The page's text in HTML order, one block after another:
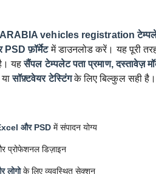
ARABIA vehicles registration
फ़ॉर्मेटमें डाउनलोड करें। यह पूरी
यहसैंपल टेम्पलेट पता प्रमाण, दस्तावेज़
सॉफ़्टवेयर टेस्टिंगके लिए बिल्कुल सही है।
और PSD में संपादन योग्य
प्रोफेशनल डिज़ाइन
लोगोके लिए व्यवस्थित सेक्शन